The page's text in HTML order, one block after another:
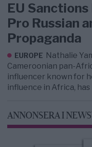
EU
Pro Russian
Propaganda
EUROPE Nathalie
Cameroonian pan-
influencer known for
influence in Africa,
ANNONSERA I